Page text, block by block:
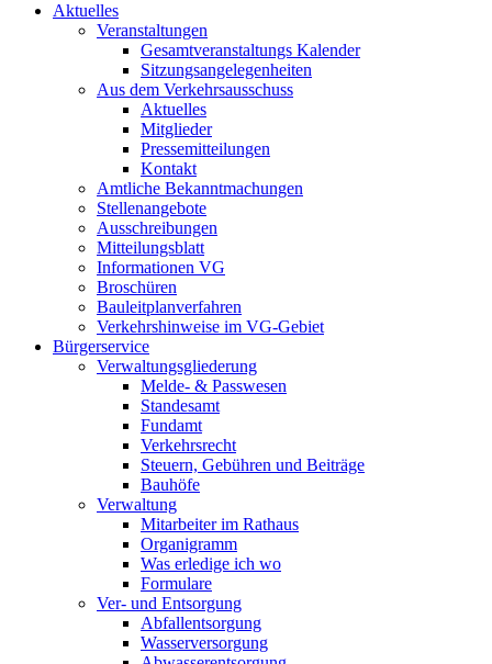
Aktuelles
Veranstaltungen
Gesamtveranstaltungs Kalender
Sitzungsangelegenheiten
Aus dem Verkehrsausschuss
Aktuelles
Mitglieder
Pressemitteilungen
Kontakt
Amtliche Bekanntmachungen
Stellenangebote
Ausschreibungen
Mitteilungsblatt
Informationen VG
Broschüren
Bauleitplanverfahren
Verkehrshinweise im VG-Gebiet
Bürgerservice
Verwaltungsgliederung
Melde- & Passwesen
Standesamt
Fundamt
Verkehrsrecht
Steuern, Gebühren und Beiträge
Bauhöfe
Verwaltung
Mitarbeiter im Rathaus
Organigramm
Was erledige ich wo
Formulare
Ver- und Entsorgung
Abfallentsorgung
Wasserversorgung